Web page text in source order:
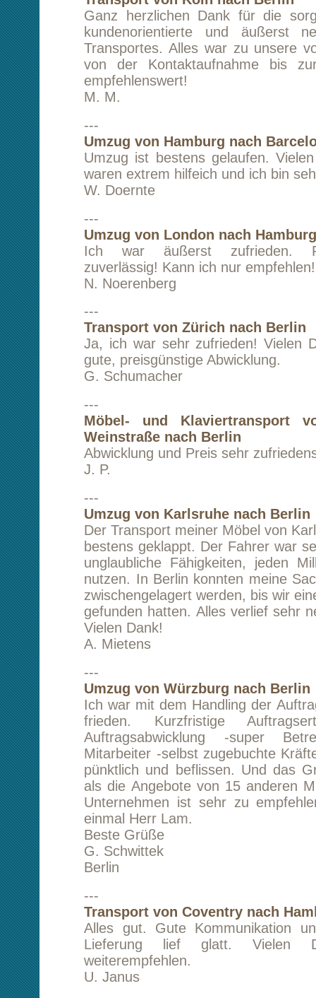
Umzug von London nach Hamburg
Ich war äußerst zufrieden. Frundlich,
zuverlässig! Kann ich nur empfehlen!
N. Noerenberg
Transport von Zürich nach Berlin
Ja, ich war sehr zufrieden! Vielen Dank für
G. Schumacher
Möbel- und Klaviertransport von
Weinstraße nach Berlin
Abwicklung und Preis sehr zufriedenstellend.
Umzug von Karlsruhe nach Berlin
Der Transport meiner Möbel von Karlsruhe
bestens geklappt. Der Fahrer war sehr nett
unglaubliche Fähigkeiten, jeden Millimeter
zwischengelagert werden, bis wir eine
gefunden hatten. Alles verlief sehr nett und
Vielen Dank!
A. Mietens
Ich war mit dem Handling der
frieden. Kurzfristige Auftragserteilung -
Auftragsabwicklung -super Betreuung
Mitarbeiter -selbst zugebuchte Kräfte zum
pünktlich und beflissen. Und das Größte:
als die Angebote von 15 anderen
einmal Herr Lam.
Beste Grüße
G. Schwittek
Berlin
Transport von Coventry nach Hamburg
Alles gut. Gute Kommunikation und klare
Lieferung lief glatt. Vielen Dank!
weiterempfehlen.
U. Janus
Der Umzug hat ganz prima geklappt, es
Leute und ich kann die Firma nur
Dankeschön
I. Hefler
Umzug von Regensburg nach Berlin
Lieber Herr Lam,
alles hat ganz wunderbar geklappt.
schöne Grüße auch an den sehr netten
sehr zufrieden.
S. Danowski
Transport von Düsseldorf nach Berlin
Transport von Nürnberg nach Berlin
Alles super, besser gehts nicht. Vielen dank!
K. Bekensir